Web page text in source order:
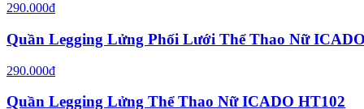
290.000đ
Quần Legging Lửng Phối Lưới Thể Thao Nữ
290.000đ
Quần Legging Lửng Thể Thao Nữ ICADO HT102